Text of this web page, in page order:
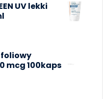
UV lekki
mcg 100kaps